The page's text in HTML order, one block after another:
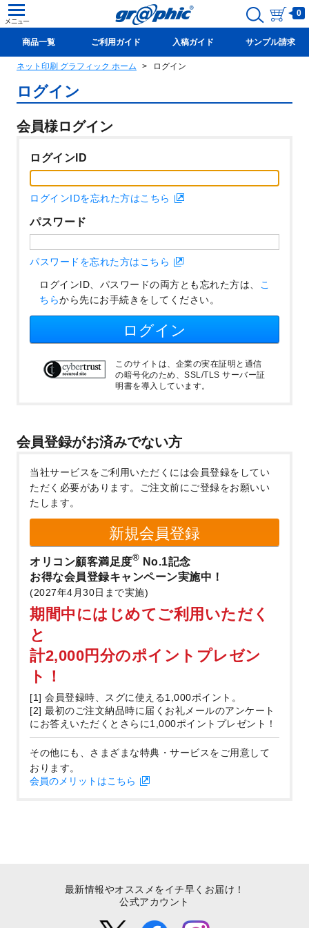
0
商品一覧 ご利用ガイド 入稿ガイド サンプル請求
新規会員登録(無料)
ネット印刷 グラフィック ホーム ログイン
ログイン
会員様ログイン
ログインID
ログインIDを忘れた方はこちら
パスワード
パスワードを忘れた方はこちら
ログインID、パスワードの両方とも忘れた方は、 こ
ちらから先にお手続きをしてください。
ログイン
このサイトは、企業の実在証明と通信
の暗号化のため、SSL/TLS サーバー証
明書を導入しています。
会員登録がお済みでない方
当社サービスをご利用いただくには会員登録をしてい
ただく必要があります。
ご注文前にご登録をお願いい
たします。
新規会員登録
オリコン顧客満足度® No.1記念
お得な会員登録キャンペーン実施中！
(2027年4月30日まで実施)
期間中にはじめてご利用いただく
と
計2,000円分のポイントプレゼン
ト！
[1] 会員登録時、スグに使える1,000ポイント。
[2] 最初のご注文納品時に届くお礼メールのアンケート
にお答えいただくとさらに1,000ポイントプレゼント！
その他にも、さまざまな特典・サービスをご用意して
おります。
会員のメリットはこちら
最新情報やオススメをイチ早くお届け！
公式アカウント